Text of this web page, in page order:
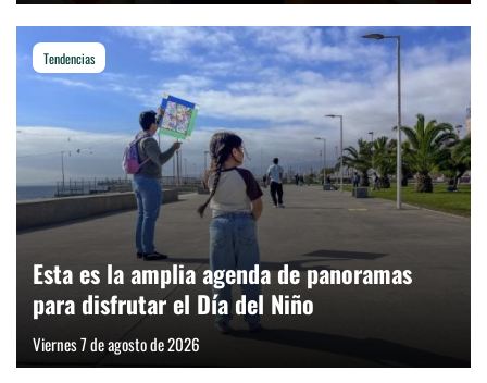
Tendencias
Esta es la amplia agenda de panoramas
para disfrutar el Día del Niño
Viernes 7 de agosto de 2026